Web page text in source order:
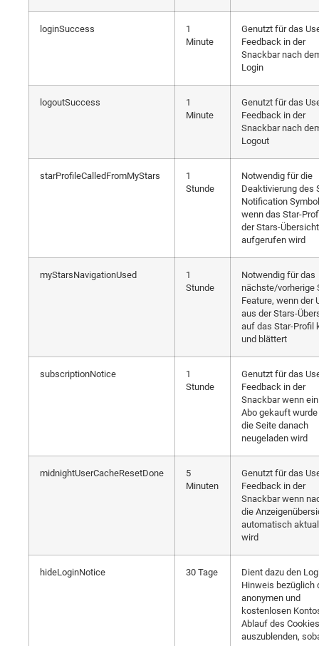
loginSuccess
1
Minute
Genutzt für das
Feedback in der
Snackbar nach
Login
logoutSuccess
1
Minute
Genutzt für das
Feedback in der
Snackbar nach
Logout
starProfileCalledFromMyStars
1
Stunde
Notwendig für die
Deaktivierung des
Notification
wenn das Star-
der Stars-Übersicht
aufgerufen wird
myStarsNavigationUsed
1
Stunde
Notwendig für das
nächste/vorherige
Feature, wenn der
aus der Stars-
auf das Star-Profil
und blättert
subscriptionNotice
1
Stunde
Genutzt für das
Feedback in der
Snackbar wenn
Abo gekauft wurde
die Seite danach
neugeladen wird
midnightUserCacheResetDone
5
Minuten
Genutzt für das
Feedback in der
Snackbar wenn
die
automatisch
wird
hideLoginNotice 30 Tage
Dient dazu den
Hinweis bezüglich
anonymen und
kostenlosen
Ablauf des Cookies
auszublenden,